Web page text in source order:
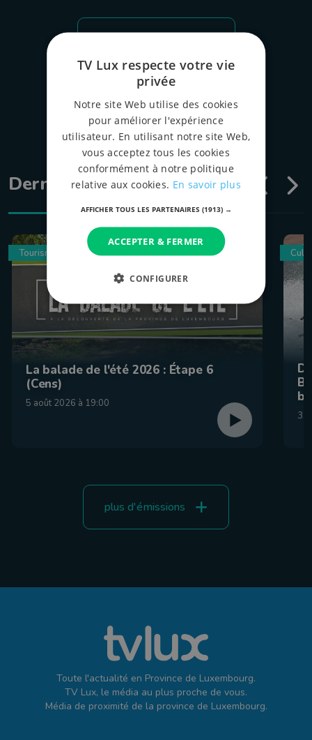
Dernières émissions
Tourisme
La balade de l'été 2026 : Étape 6
(Cens)
5 août 2026 à 19:00
31
plus d'émissions
Toute l'actualité en Province de Luxembourg.
TV Lux, le média au plus proche de vous.
Média de proximité de la province de Luxembourg.
TV Lux respecte votre vie
privée
Notre site Web utilise des cookies
pour améliorer l'expérience
utilisateur. En utilisant notre site Web,
vous acceptez tous les cookies
conformément à notre politique
relative aux cookies. En savoir plus
AFFICHER TOUS LES PARTENAIRES (1913) →
ACCEPTER & FERMER
CONFIGURER